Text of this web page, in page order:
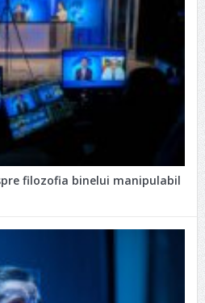
filozofia binelui manipulabil